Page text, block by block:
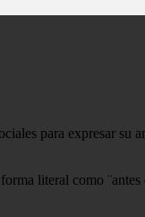
para expresar su
literal como ¨antes